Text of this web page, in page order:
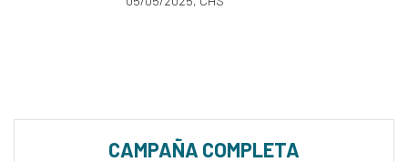
CAMPAÑA COMPLETA